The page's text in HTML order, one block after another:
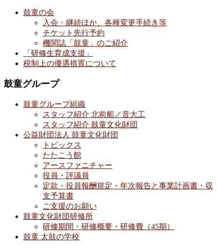
鼓童の会
入会・継続ほか、各種変更手続き等
チケット先行予約
機関誌「鼓童」のご紹介
「研修生育成支援」
税制上の優遇措置について
鼓童グループ
鼓童グループ組織
スタッフ紹介 北前船／音大工
スタッフ紹介 鼓童文化財団
公益財団法人 鼓童文化財団
トピックス
たたこう館
アースファニチャー
役員・評議員
定款・役員報酬規定・年次報告と事業計画書・収
支予算書
ご支援のお願い
鼓童文化財団研修所
研修期間・研修概要・研修費（45期）
鼓童 太鼓の学校